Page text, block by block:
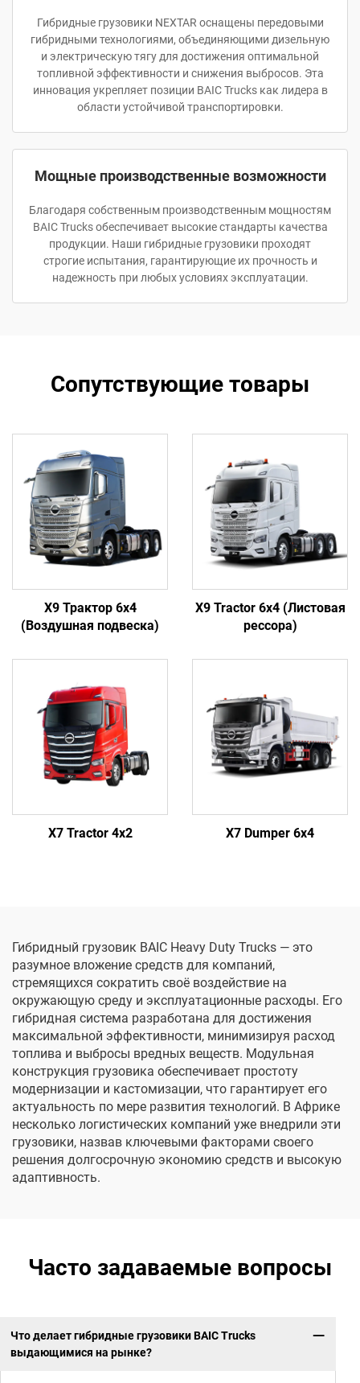
Гибридные грузовики NEXTAR оснащены передовыми
гибридными технологиями, объединяющими дизельную
и электрическую тягу для достижения оптимальной
топливной эффективности и снижения выбросов. Эта
инновация укрепляет позиции BAIC Trucks как лидера в
области устойчивой транспортировки.
Мощные производственные возможности
Благодаря собственным производственным мощностям
BAIC Trucks обеспечивает высокие стандарты качества
продукции. Наши гибридные грузовики проходят
строгие испытания, гарантирующие их прочность и
надежность при любых условиях эксплуатации.
Сопутствующие товары
X9 Трактор 6x4
(Воздушная подвеска)
X9 Tractor 6x4 (Листовая
рессора)
X7 Tractor 4x2 X7 Dumper 6x4
Гибридный грузовик BAIC Heavy Duty Trucks — это
разумное вложение средств для компаний,
стремящихся сократить своё воздействие на
окружающую среду и эксплуатационные расходы. Его
гибридная система разработана для достижения
максимальной эффективности, минимизируя расход
топлива и выбросы вредных веществ. Модульная
конструкция грузовика обеспечивает простоту
модернизации и кастомизации, что гарантирует его
актуальность по мере развития технологий. В Африке
несколько логистических компаний уже внедрили эти
грузовики, назвав ключевыми факторами своего
решения долгосрочную экономию средств и высокую
адаптивность.
Часто задаваемые вопросы
Что делает гибридные грузовики BAIC Trucks
выдающимися на рынке?